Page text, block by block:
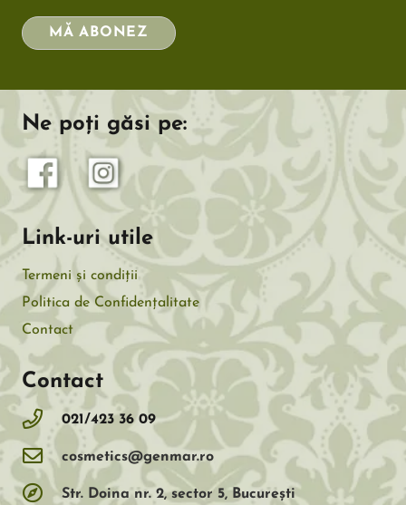
MĂ ABONEZ
Ne poți găsi pe:
Link-uri utile
Termeni și condiții
Politica de Confidențalitate
Contact
Contact
021/423 36 09
cosmetics@genmar.ro
Str. Doina nr. 2, sector 5, Bucureşti